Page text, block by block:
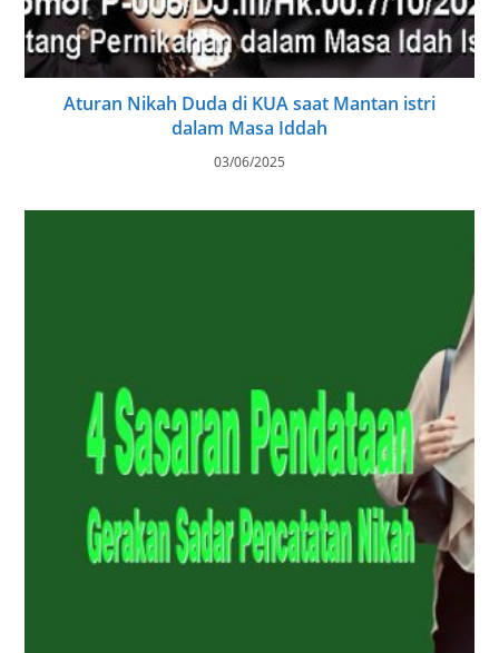
Aturan Nikah Duda di KUA saat Mantan istri
dalam Masa Iddah
03/06/2025